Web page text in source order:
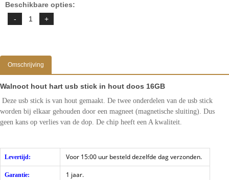
Beschikbare opties:
Omschrijving
Walnoot hout hart usb stick in hout doos 16GB
Deze usb stick is van hout gemaakt. De twee onderdelen van de usb stick
worden bij elkaar gehouden door een magneet (magnetische sluiting). Dus
geen kans op verlies van de dop. De chip heeft een A kwaliteit.
Levertijd: Voor 15:00 uur besteld dezelfde dag verzonden.
Garantie: 1 jaar.